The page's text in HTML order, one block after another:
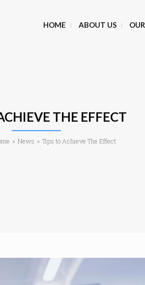
HOME ABOUT US
THE EFFECT
» News » Tips to Achieve The Effect